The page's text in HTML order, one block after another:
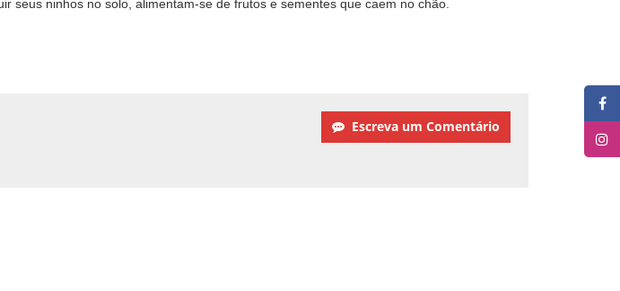
seus ninhos no solo, alimentam-se de frutos e sementes que caem no chão.
Escreva um Comentário